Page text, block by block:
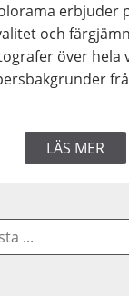
erbjuder
och
över
LÄS MER